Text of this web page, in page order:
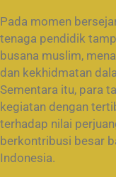
Pada momen
tenaga pendidik
busana muslim,
dan kekhidmatan
Sementara itu, para
kegiatan dengan
terhadap nilai
berkontribusi besar
Indonesia.